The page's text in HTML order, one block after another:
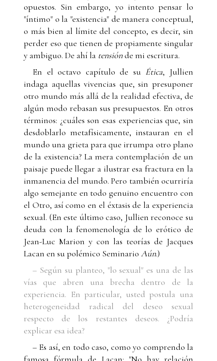
opuestos. Sin embargo, yo intento pensar lo
"íntimo" o la "existencia" de manera conceptual,
o más bien al límite del concepto, es decir, sin
perder eso que tienen de propiamente singular
y ambiguo. De ahí la tensiónde mi escritura.
En el octavo capítulo de su Ética, Jullien
indaga aquellas vivencias que, sin presuponer
otro mundo más allá de la realidad efectiva, de
algún modo rebasan sus presupuestos. En otros
términos: ¿cuáles son esas experiencias que, sin
desdoblarlo metafísicamente, instauran en el
mundo una grieta para que irrumpa otro plano
de la existencia? La mera contemplación de un
paisaje puede llegar a ilustrar esa fractura en la
inmanencia del mundo. Pero también ocurriría
algo semejante en todo genuino encuentro con
el Otro, así como en el éxtasis de la experiencia
sexual. (En este último caso, Jullien reconoce su
deuda con la fenomenología de lo erótico de
Jean-Luc Marion y con las teorías de Jacques
Lacan en su polémico Seminario Aún.)
– Según su planteo, "lo sexual" es una de las
vías que abren una brecha dentro de la
experiencia. En particular, usted postula una
heterogeneidad radical del deseo sexual
respecto de los restantes deseos. ¿Podría
explicar esa idea?
– Es así, en todo caso, como yo comprendo la